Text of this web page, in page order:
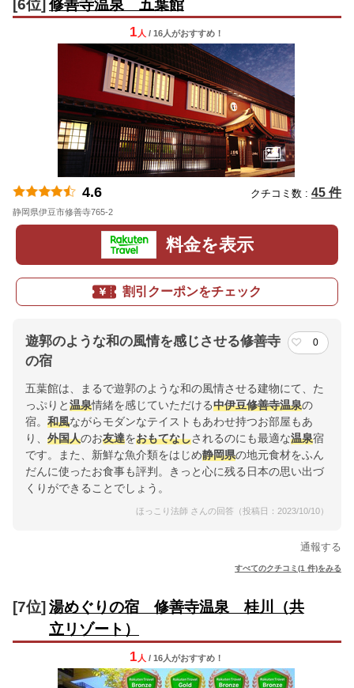
[6位] 修善寺温泉 五葉館
1 人 / 16人がおすすめ！
4.6 クチコミ数 : 45 件
静岡県伊豆市修善寺765-2
料金を表示
割引クーポンをチェック
遊郭のような和の風情を感じさせる修善寺
の宿
0
五葉館は、まるで遊郭のような和の風情させる建物にて、た
っぷりと温泉情緒を感じていただける中伊豆修善寺温泉の
宿。 和風ながらモダンなテイストもあわせ持つお部屋もあ
り、 外国人のお友達をおもてなしされるのにも最適な温泉宿
です。また、新鮮な魚介類をはじめ静岡県の地元食材をふん
だんに使ったお食事も評判。きっと心に残る日本の思い出づ
くりができることでしょう。
ほっこり法師 さんの回答（投稿日：2023/10/10）
通報する
すべてのクチコミ(1 件)をみる
[7位] 湯めぐりの宿 修善寺温泉 桂川（共
立リゾート）
1 人 / 16人がおすすめ！